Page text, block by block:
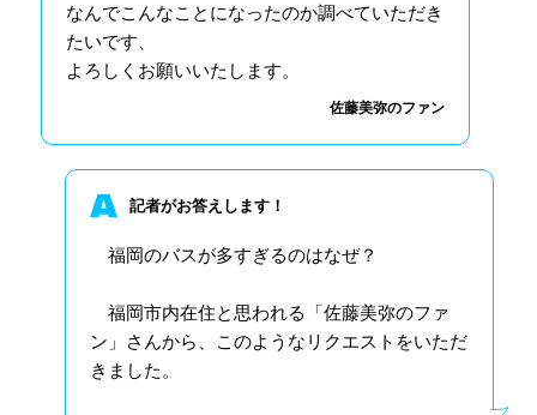
なんでこんなことになったのか調べていただき
たいです、
よろしくお願いいたします。
佐藤美弥のファン
記者がお答えします！
福岡のバスが多すぎるのはなぜ？
福岡市内在住と思われる「佐藤美弥のファ
ン」さんから、このようなリクエストをいただ
きました。